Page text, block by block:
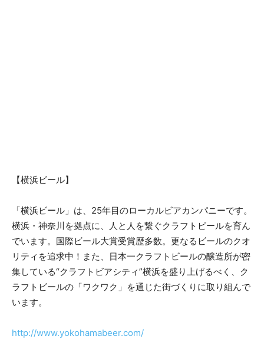
【横浜ビール】
「横浜ビール」は、25年目のローカルビアカンパニーです。
横浜・神奈川を拠点に、人と人を繋ぐクラフトビールを育ん
でいます。国際ビール大賞受賞歴多数。更なるビールのクオ
リティを追求中！また、日本一クラフトビールの醸造所が密
集している“クラフトビアシティ”横浜を盛り上げるべく、ク
ラフトビールの「ワクワク」を通じた街づくりに取り組んで
います。
http://www.yokohamabeer.com/